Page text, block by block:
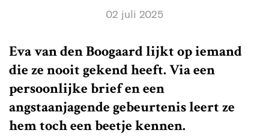
02 juli 2025
Eva van den Boogaard lijkt op iemand
die ze nooit gekend heeft. Via een
persoonlijke brief en een
angstaanjagende gebeurtenis leert ze
hem toch een beetje kennen.